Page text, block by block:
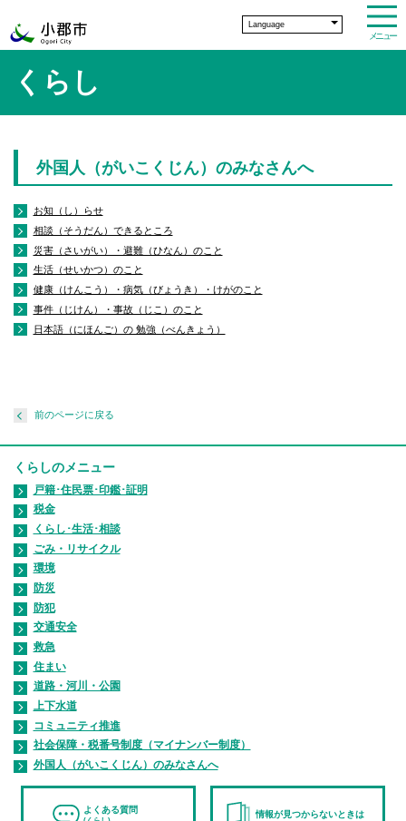
Language
メニュー
くらし
外国人（がいこくじん）のみなさんへ
お知（し）らせ
相談（そうだん）できるところ
災害（さいがい）・避難（ひなん）のこと
生活（せいかつ）のこと
健康（けんこう）・病気（びょうき）・けがのこと
事件（じけん）・事故（じこ）のこと
日本語（にほんご）の 勉強（べんきょう）
前のページに戻る
くらしのメニュー
戸籍･住民票･印鑑･証明
税金
くらし･生活･相談
ごみ・リサイクル
環境
防災
防犯
交通安全
救急
住まい
道路・河川・公園
上下水道
コミュニティ推進
社会保障・税番号制度（マイナンバー制度）
外国人（がいこくじん）のみなさんへ
よくある質問 情報が見つからないときは